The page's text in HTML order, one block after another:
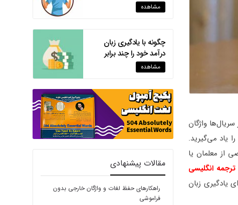
واژگان
یاد می‌گیرید.
از معلمان یا
انگلیسی
یادگیری زبان
مشاهده
چگونه با یادگیری زبان
درآمد خود را چند برابر
کنیم؟
مشاهده
مقالات پیشنهادی
راهکارهای حفظ لغات و واژگان خارجی بدون
فراموشی